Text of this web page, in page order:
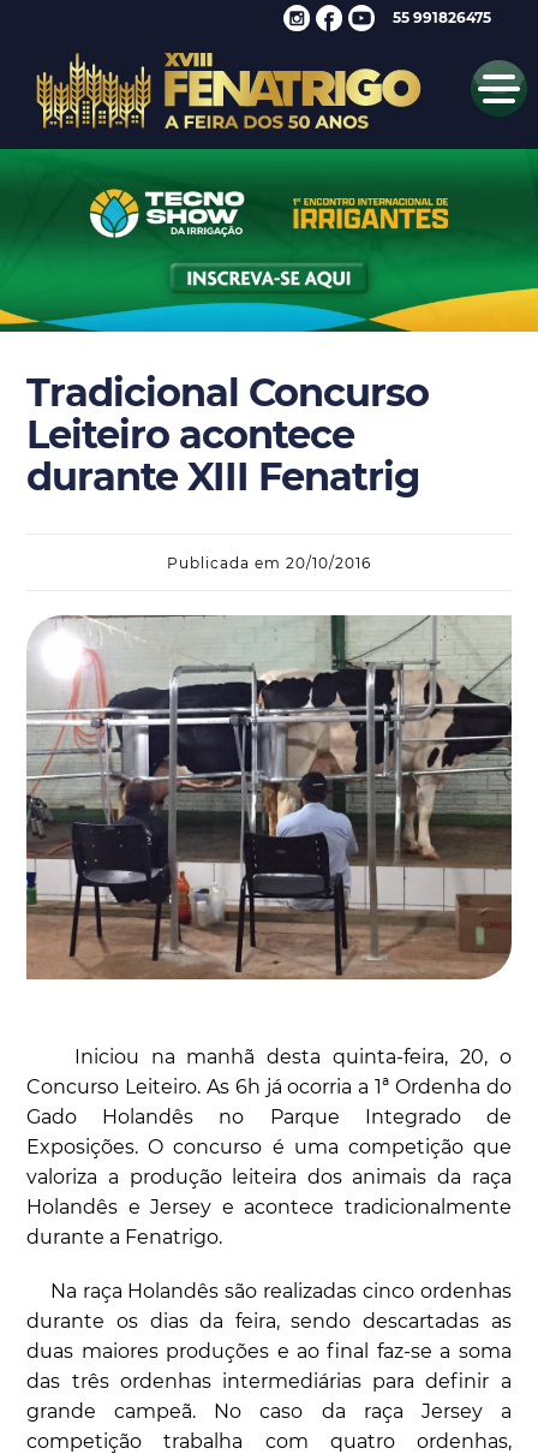
55 991826475
Tradicional Concurso
Leiteiro acontece
durante XIII Fenatrig
Publicada em 20/10/2016
Iniciou na manhã desta quinta-feira, 20, o
Concurso Leiteiro. As 6h já ocorria a 1ª Ordenha do
Gado Holandês no Parque Integrado de
Exposições. O concurso é uma competição que
valoriza a produção leiteira dos animais da raça
Holandês e Jersey e acontece tradicionalmente
durante a Fenatrigo.
Na raça Holandês são realizadas cinco ordenhas
durante os dias da feira, sendo descartadas as
duas maiores produções e ao final faz-se a soma
das três ordenhas intermediárias para definir a
grande campeã. No caso da raça Jersey a
competição trabalha com quatro ordenhas,